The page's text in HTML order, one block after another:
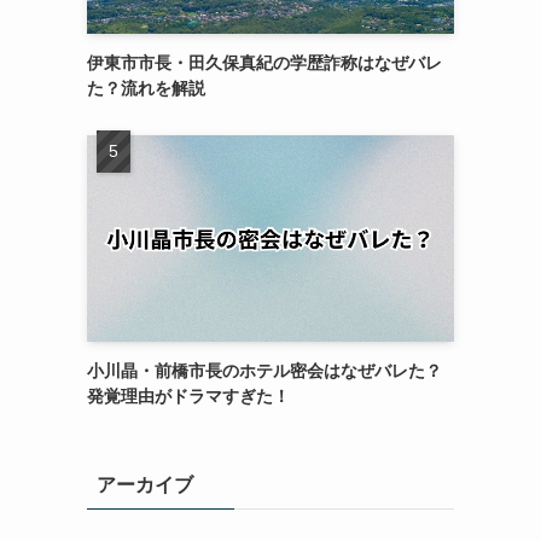
伊東市市長・田久保真紀の学歴詐称はなぜバレ
た？流れを解説
小川晶・前橋市長のホテル密会はなぜバレた？
発覚理由がドラマすぎた！
アーカイブ